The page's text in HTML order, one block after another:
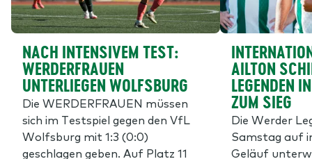
NACH INTENSIVEM TEST:
WERDERFRAUEN
UNTERLIEGEN WOLFSBURG
Die WERDERFRAUEN müssen
sich im Testspiel gegen den VfL
Wolfsburg mit 1:3 (0:0)
geschlagen geben. Auf Platz 11
AILTON
EGENDEN IN
UM SIEG
Die Werder
Samstag auf
Geläuf